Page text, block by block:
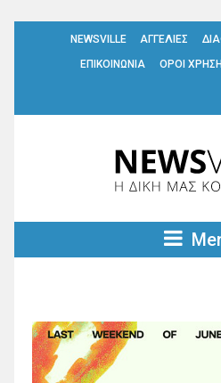
NEWSVILLE ΑΓΓΕΛΙΕΣ
ΕΠΙΚΟΙΝΩΝΙΑ
ΟΡΟΙ